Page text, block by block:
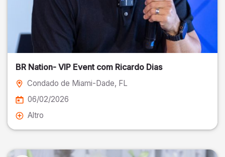
BR Nation- VIP Event com Ricardo Dias
Condado de Miami-Dade, FL
06/02/2026
Altro